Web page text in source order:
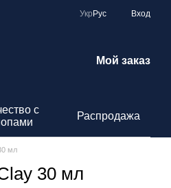
Укр Рус Вход
Мой заказ
с
Распродажа
мл
30 мл